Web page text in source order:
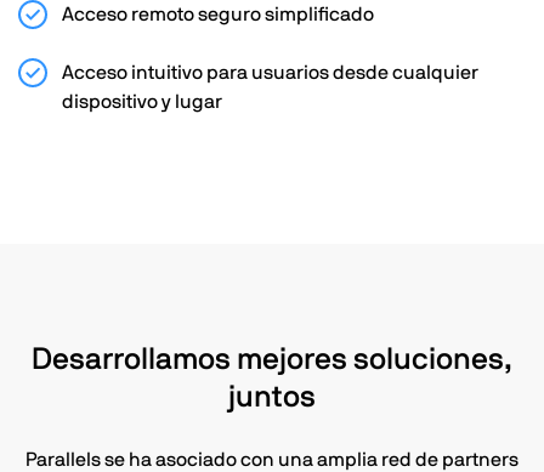
Acceso remoto seguro simplificado
Acceso intuitivo para usuarios desde cualquier
dispositivo y lugar
Desarrollamos mejores soluciones,
juntos
Parallels se ha asociado con una amplia red de partners